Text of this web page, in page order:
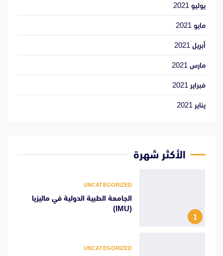
يوليو 2021
مايو 2021
أبريل 2021
مارس 2021
فبراير 2021
يناير 2021
الأكثر شهرة
1
UNCATEGORIZED
الجامعة الطبية الدولية في ماليزيا
(IMU)
UNCATEGORIZED